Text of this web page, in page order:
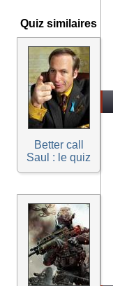
Quiz similaires
Better call
Saul : le quiz